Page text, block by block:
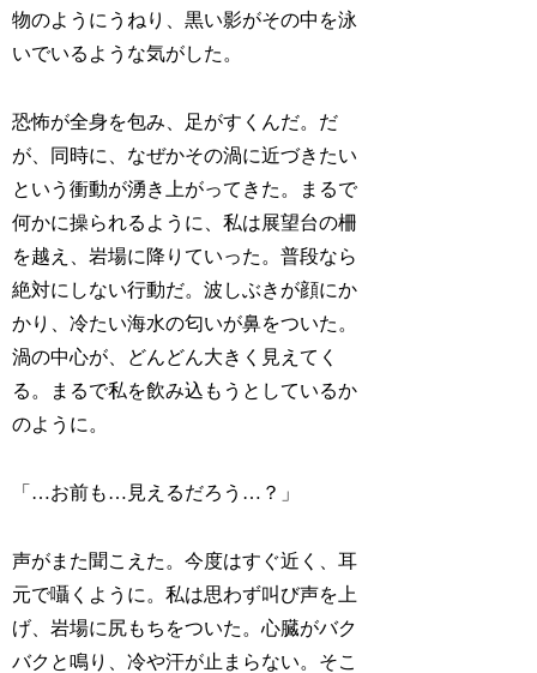
物のようにうねり、黒い影がその中を泳
いでいるような気がした。
恐怖が全身を包み、足がすくんだ。だ
が、同時に、なぜかその渦に近づきたい
という衝動が湧き上がってきた。まるで
何かに操られるように、私は展望台の柵
を越え、岩場に降りていった。普段なら
絶対にしない行動だ。波しぶきが顔にか
かり、冷たい海水の匂いが鼻をついた。
渦の中心が、どんどん大きく見えてく
る。まるで私を飲み込もうとしているか
のように。
「…お前も…見えるだろう…？」
声がまた聞こえた。今度はすぐ近く、耳
元で囁くように。私は思わず叫び声を上
げ、岩場に尻もちをついた。心臓がバク
バクと鳴り、冷や汗が止まらない。そこ